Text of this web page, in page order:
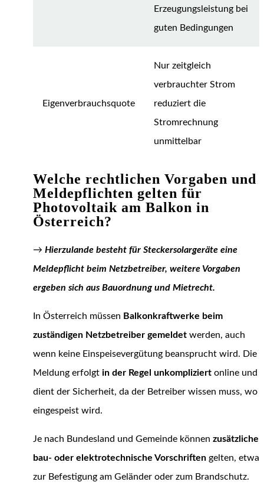
Erzeugungsleistung bei
guten Bedingungen
Eigenverbrauchsquote
Nur zeitgleich
verbrauchter Strom
reduziert die
Stromrechnung
unmittelbar
Welche rechtlichen Vorgaben und
Meldepflichten gelten für
Photovoltaik am Balkon in
Österreich?
→ Hierzulande besteht für Steckersolargeräte eine
Meldepflicht beim Netzbetreiber, weitere Vorgaben
ergeben sich aus Bauordnung und Mietrecht.
In Österreich müssen Balkonkraftwerke beim
zuständigen Netzbetreiber gemeldet werden, auch
wenn keine Einspeisevergütung beansprucht wird. Die
Meldung erfolgt in der Regel unkompliziert online und
dient der Sicherheit, da der Betreiber wissen muss, wo
eingespeist wird.
Je nach Bundesland und Gemeinde können zusätzliche
bau- oder elektrotechnische Vorschriften gelten, etwa
zur Befestigung am Geländer oder zum Brandschutz.